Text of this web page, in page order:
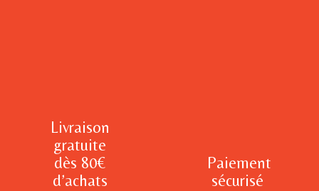
Livraison
gratuite
dès 80€
d’achats
Paiement
sécurisé